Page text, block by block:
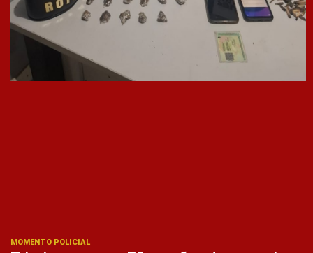
MOMENTO POLICIAL